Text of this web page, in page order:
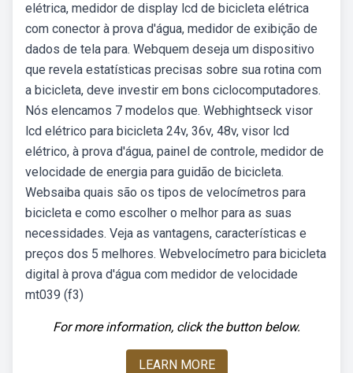
elétrica, medidor de display lcd de bicicleta elétrica
com conector à prova d'água, medidor de exibição de
dados de tela para. Webquem deseja um dispositivo
que revela estatísticas precisas sobre sua rotina com
a bicicleta, deve investir em bons ciclocomputadores.
Nós elencamos 7 modelos que. Webhightseck visor
lcd elétrico para bicicleta 24v, 36v, 48v, visor lcd
elétrico, à prova d'água, painel de controle, medidor de
velocidade de energia para guidão de bicicleta.
Websaiba quais são os tipos de velocímetros para
bicicleta e como escolher o melhor para as suas
necessidades. Veja as vantagens, características e
preços dos 5 melhores. Webvelocímetro para bicicleta
digital à prova d'água com medidor de velocidade
mt039 (f3)
For more information, click the button below.
LEARN MORE